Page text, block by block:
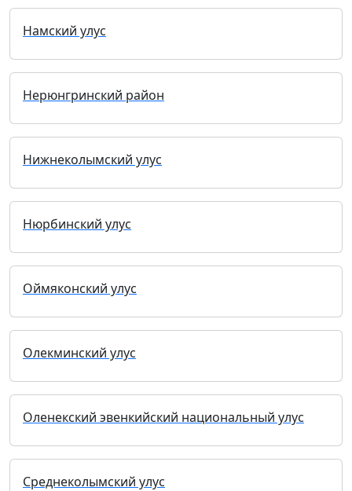
Намский улус
Нерюнгринский район
Нижнеколымский улус
Нюрбинский улус
Оймяконский улус
Олекминский улус
Оленекский эвенкийский национальный улус
Среднеколымский улус